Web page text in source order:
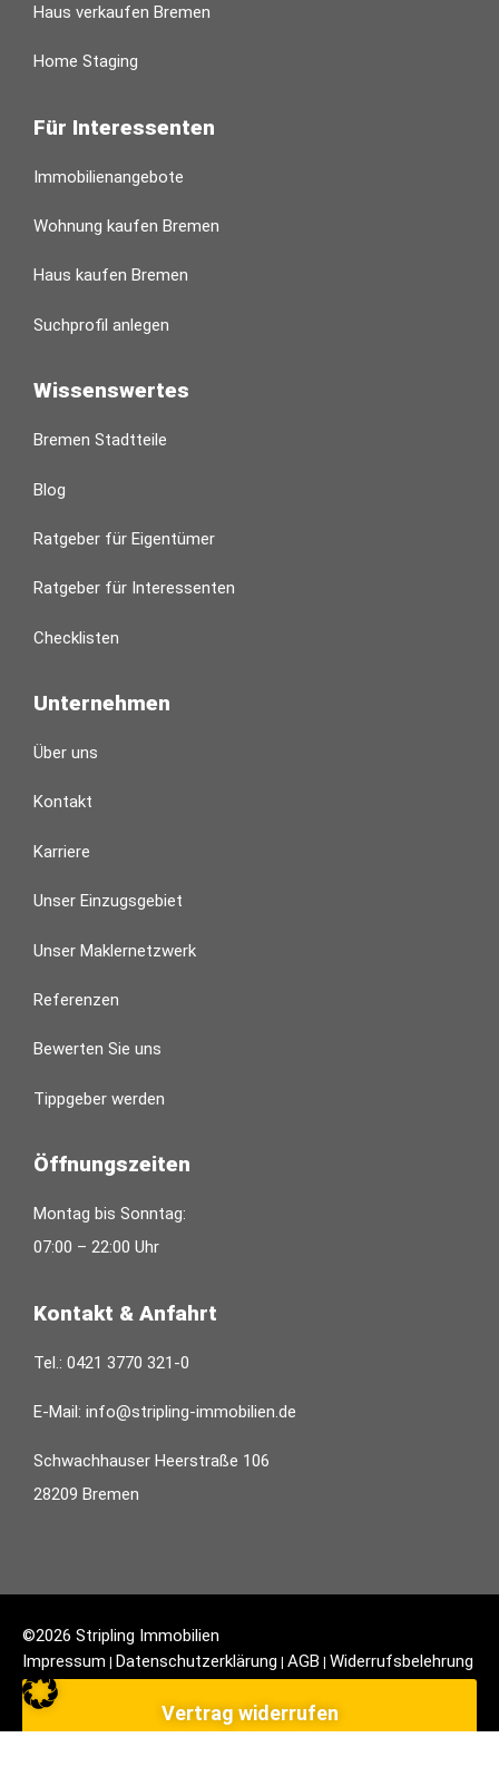
Haus verkaufen Bremen
Home Staging
Für Interessenten
Immobilienangebote
Wohnung kaufen Bremen
Haus kaufen Bremen
Suchprofil anlegen
Wissenswertes
Bremen Stadtteile
Blog
Ratgeber für Eigentümer
Ratgeber für Interessenten
Checklisten
Unternehmen
Über uns
Kontakt
Karriere
Unser Einzugsgebiet
Unser Maklernetzwerk
Referenzen
Bewerten Sie uns
Tippgeber werden
Öffnungszeiten
Montag bis Sonntag:
07:00 – 22:00 Uhr
Kontakt & Anfahrt
Tel.: 0421 3770 321-0
E-Mail: info@stripling-immobilien.de
Schwachhauser Heerstraße 106
28209 Bremen
©2026 Stripling Immobilien
Impressum | Datenschutzerklärung | AGB | Widerrufsbelehrung
Vertrag widerrufen